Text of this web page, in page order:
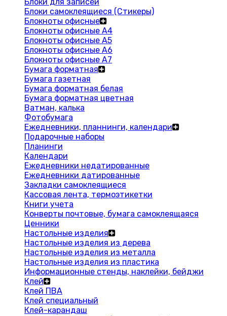
Блоки самоклеящиеся (Стикеры)
Блокноты офисные
Блокноты офисные A4
Блокноты офисные A5
Блокноты офисные A6
Блокноты офисные A7
Бумага форматная
Бумага газетная
Бумага форматная белая
Бумага форматная цветная
Ватман, калька
Фотобумага
Ежедневники, планнинги, календари
Подарочные наборы
Планинги
Календари
Ежедневники недатированные
Ежедневники датированные
Закладки самоклеящиеся
Кассовая лента, термоэтикетки
Книги учета
Конверты почтовые, бумага самоклеящаяся
Ценники
Настольные изделия
Настольные изделия из дерева
Настольные изделия из металла
Настольные изделия из пластика
Информационные стенды, наклейки, бейджи
Клей
Клей ПВА
Клей специальный
Клей-карандаш